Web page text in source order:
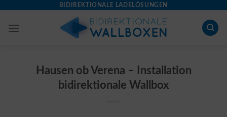
content
BIDIREKTIONALE LADELÖSUNGEN
Hausen ob Verena – Installation
bidirektionale Wallbox